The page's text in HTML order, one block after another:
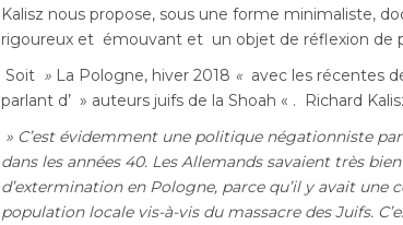
Kalisz nous propose, sous une forme minimaliste,
rigoureux et émouvant et un objet de réflexion de
Soit » La Pologne, hiver 2018 « avec les récentes
parlant d’ » auteurs juifs de la Shoah « . Richard
» C’est évidemment une politique négationniste
dans les années 40. Les Allemands savaient très
d’extermination en Pologne, parce qu’il y avait
population locale vis-à-vis du massacre des Juifs.